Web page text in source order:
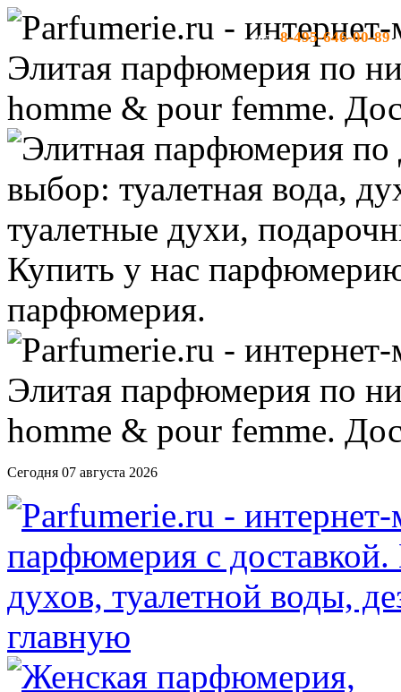
тел:8-495-646-00-89-
Сегодня 07 августа 2026
главную